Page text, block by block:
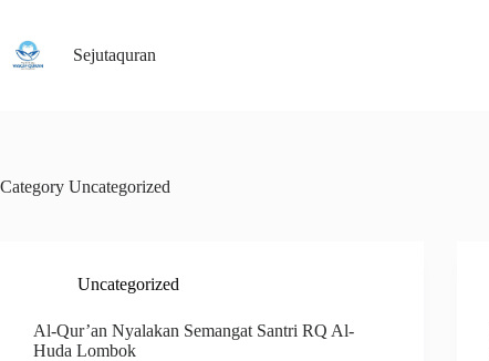
content
Sejutaquran
Category Uncategorized
Uncategorized
Al-Qur’an Nyalakan Semangat Santri RQ Al-
Huda Lombok